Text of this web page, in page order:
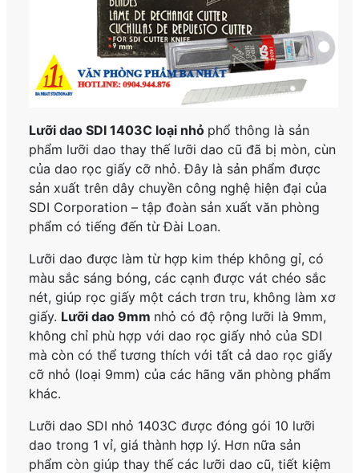
Lưỡi dao SDI 1403C loại nhỏ phổ thông là sản
phẩm lưỡi dao thay thế lưỡi dao cũ đã bị mòn, cùn
của dao rọc giấy cỡ nhỏ. Đây là sản phẩm được
sản xuất trên dây chuyền công nghệ hiện đại của
SDI Corporation – tập đoàn sản xuất văn phòng
phẩm có tiếng đến từ Đài Loan.
Lưỡi dao được làm từ hợp kim thép không gỉ, có
màu sắc sáng bóng, các cạnh được vát chéo sắc
nét, giúp rọc giấy một cách trơn tru, không làm xơ
giấy. Lưỡi dao 9mm nhỏ có độ rộng lưỡi là 9mm,
không chỉ phù hợp với dao rọc giấy nhỏ của SDI
mà còn có thể tương thích với tất cả dao rọc giấy
cỡ nhỏ (loại 9mm) của các hãng văn phòng phẩm
khác.
Lưỡi dao SDI nhỏ 1403C được đóng gói 10 lưỡi
dao trong 1 vỉ, giá thành hợp lý. Hơn nữa sản
phẩm còn giúp thay thế các lưỡi dao cũ, tiết kiệm